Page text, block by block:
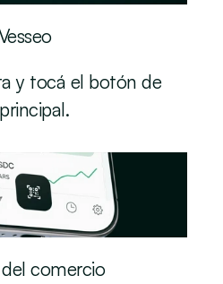
y tocá el botón de
comercio